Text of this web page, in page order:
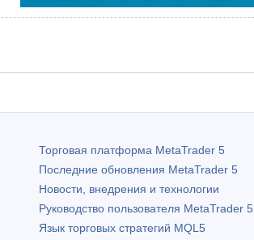
Торговая платформа MetaTrader 5
Последние обновления MetaTrader 5
Новости, внедрения и технологии
Руководство пользователя MetaTrader 5
Язык торговых стратегий MQL5